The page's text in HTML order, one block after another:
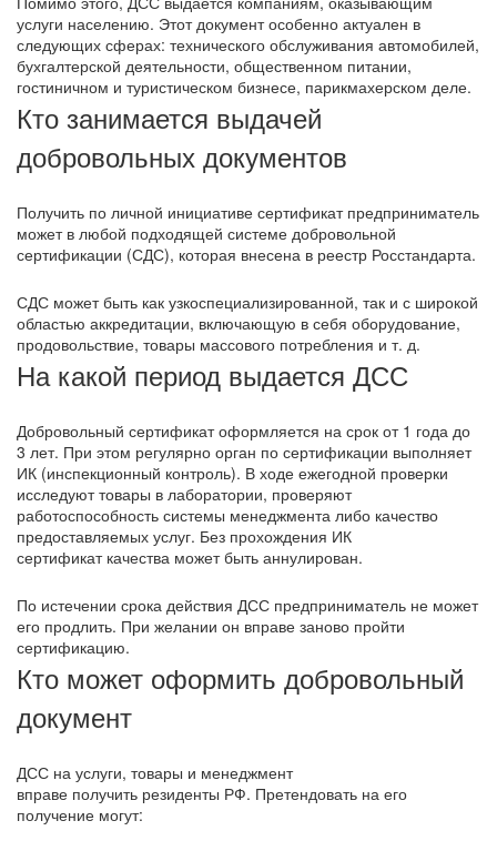
услуги населению. Этот документ особенно актуален в
следующих сферах: технического обслуживания автомобилей,
бухгалтерской деятельности, общественном питании,
гостиничном и туристическом бизнесе, парикмахерском деле.
Кто занимается выдачей
добровольных документов
Получить по личной инициативе сертификат предприниматель
может в любой подходящей системе добровольной
сертификации (СДС), которая внесена в реестр Росстандарта.
СДС может быть как узкоспециализированной, так и с широкой
областью аккредитации, включающую в себя оборудование,
продовольствие, товары массового потребления и т. д.
На какой период выдается ДСС
Добровольный сертификат оформляется на срок от 1 года до
3 лет. При этом регулярно орган по сертификации выполняет
ИК (инспекционный контроль). В ходе ежегодной проверки
исследуют товары в лаборатории, проверяют
работоспособность системы менеджмента либо качество
предоставляемых услуг. Без прохождения ИК
сертификат качества может быть аннулирован.
По истечении срока действия ДСС предприниматель не может
его продлить. При желании он вправе заново пройти
сертификацию.
Кто может оформить добровольный
документ
ДСС на услуги, товары и менеджмент
вправе получить резиденты РФ. Претендовать на его
получение могут: